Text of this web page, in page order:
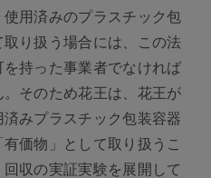
用済みのプラスチック包
り扱う場合には、この法
持った事業者でなければ
そのため花王は、花王が
みプラスチック包装容器
価物」として取り扱うこ
収の実証実験を展開して